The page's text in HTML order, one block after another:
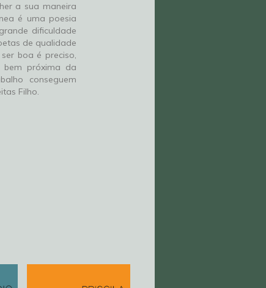
a sua maneira
é uma poesia
dificuldade
de qualidade
boa é preciso,
bem próxima da
conseguem
Filho.